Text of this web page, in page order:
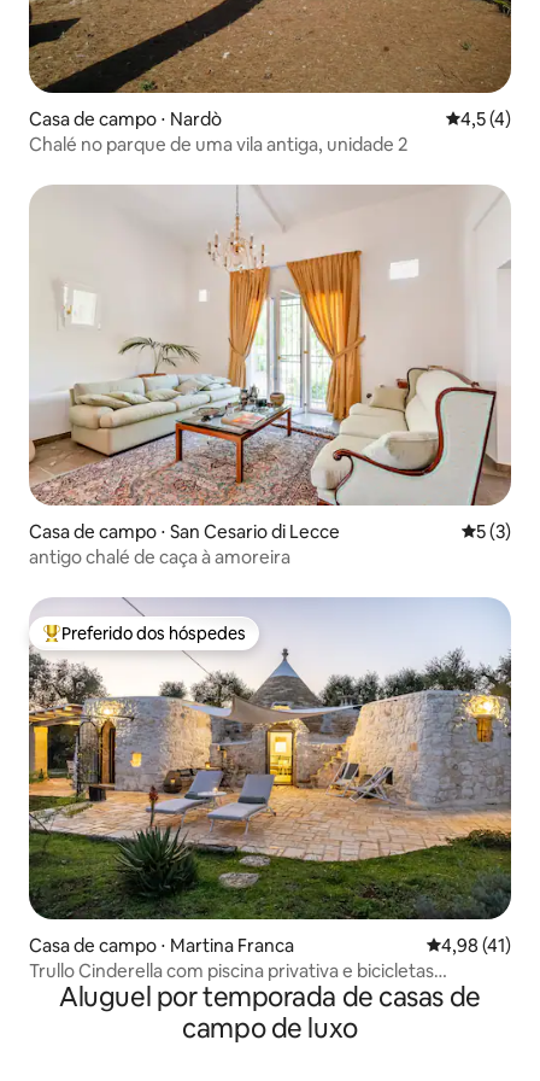
Casa de campo ⋅ Nardò 4,5 de
4,5 (4)
Chalé no parque de uma vila antiga, unidade 2
Casa de campo ⋅ San Cesario di Lecce 5 de
5 (3)
antigo chalé de caça à amoreira
Entre os melhores preferidos dos hóspedes
Preferido dos hóspedes
Casa de campo ⋅ Martina Franca 4,98 de uma
4,98 (41)
Trullo Cinderella com piscina privativa e bicicletas
gratuitas
Aluguel por temporada de casas de
campo de luxo